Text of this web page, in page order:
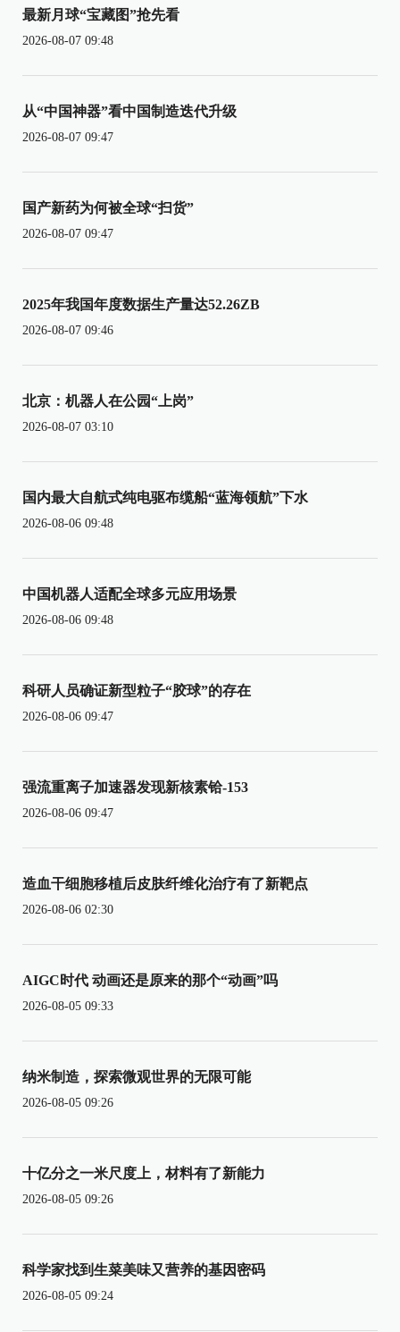
最新月球“宝藏图”抢先看
2026-08-07 09:48
从“中国神器”看中国制造迭代升级
2026-08-07 09:47
国产新药为何被全球“扫货”
2026-08-07 09:47
2025年我国年度数据生产量达52.26ZB
2026-08-07 09:46
北京：机器人在公园“上岗”
2026-08-07 03:10
国内最大自航式纯电驱布缆船“蓝海领航”下水
2026-08-06 09:48
中国机器人适配全球多元应用场景
2026-08-06 09:48
科研人员确证新型粒子“胶球”的存在
2026-08-06 09:47
强流重离子加速器发现新核素铪-153
2026-08-06 09:47
造血干细胞移植后皮肤纤维化治疗有了新靶点
2026-08-06 02:30
AIGC时代 动画还是原来的那个“动画”吗
2026-08-05 09:33
纳米制造，探索微观世界的无限可能
2026-08-05 09:26
十亿分之一米尺度上，材料有了新能力
2026-08-05 09:26
科学家找到生菜美味又营养的基因密码
2026-08-05 09:24